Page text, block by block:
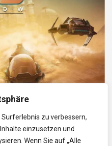
zu verbessern,
einzusetzen und
Wenn Sie auf „Alle
Erkunde, baue